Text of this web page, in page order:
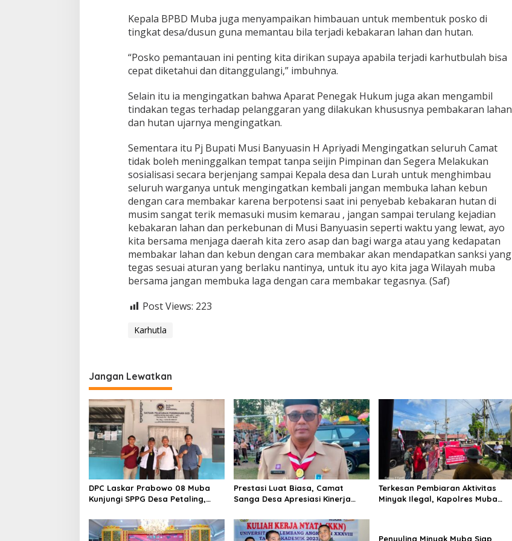
Kepala BPBD Muba juga menyampaikan himbauan untuk membentuk posko di
tingkat desa/dusun guna memantau bila terjadi kebakaran lahan dan hutan.
“Posko pemantauan ini penting kita dirikan supaya apabila terjadi karhutbulah bisa
cepat diketahui dan ditanggulangi,” imbuhnya.
Selain itu ia mengingatkan bahwa Aparat Penegak Hukum juga akan mengambil
tindakan tegas terhadap pelanggaran yang dilakukan khususnya pembakaran lahan
dan hutan ujarnya mengingatkan.
Sementara itu Pj Bupati Musi Banyuasin H Apriyadi Mengingatkan seluruh Camat
tidak boleh meninggalkan tempat tanpa seijin Pimpinan dan Segera Melakukan
sosialisasi secara berjenjang sampai Kepala desa dan Lurah untuk menghimbau
seluruh warganya untuk mengingatkan kembali jangan membuka lahan kebun
dengan cara membakar karena berpotensi saat ini penyebab kebakaran hutan di
musim sangat terik memasuki musim kemarau , jangan sampai terulang kejadian
kebakaran lahan dan perkebunan di Musi Banyuasin seperti waktu yang lewat, ayo
kita bersama menjaga daerah kita zero asap dan bagi warga atau yang kedapatan
membakar lahan dan kebun dengan cara membakar akan mendapatkan sanksi yang
tegas sesuai aturan yang berlaku nantinya, untuk itu ayo kita jaga Wilayah muba
bersama jangan membuka laga dengan cara membakar tegasnya. (Saf)
Post Views: 223
Karhutla
Jangan Lewatkan
DPC Laskar Prabowo 08 Muba
Kunjungi SPPG Desa Petaling,
Gizi
Prestasi Luat Biasa, Camat
Sanga Desa Apresiasi Kinerja
Kasus Perampokan
Terkesan Pembiaran Aktivitas
Minyak Ilegal, Kapolres Muba
Penyuling Minyak Muba Siap